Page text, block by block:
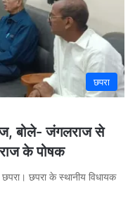
छपरा
बोले- जंगलराज से
के पोषक
छपरा। छपरा के स्थानीय विधायक